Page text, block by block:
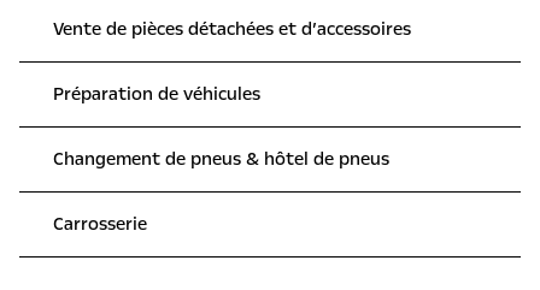
Vente de pièces détachées et d’accessoires
Préparation de véhicules
Changement de pneus & hôtel de pneus
Carrosserie